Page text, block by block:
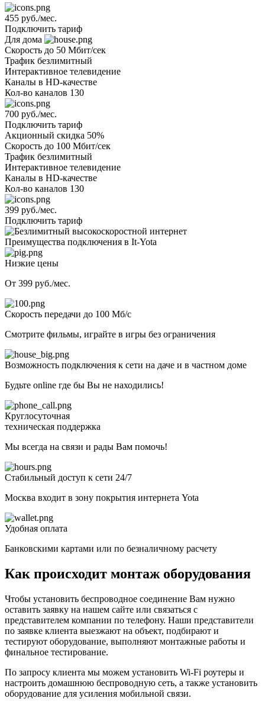
455 руб./мес.
Подключить тариф
Для дома
Скорость до 50 Мбит/сек
Трафик безлимитный
Интерактивное телевидение
Каналы в HD-качестве
Кол-во каналов 130
700 руб./мес.
Подключить тариф
Акционный скидка 50%
Скорость до 100 Мбит/сек
Трафик безлимитный
Интерактивное телевидение
Каналы в HD-качестве
Кол-во каналов 130
399 руб./мес.
Подключить тариф
Преимущества подключения в It-Yota
Низкие цены
От 399 руб./мес.
Скорость передачи до 100 Мб/с
Смотрите фильмы, играйте в игры без ограничения
Возможность подключения к сети на даче и в частном доме
Будьте online где бы Вы не находились!
Круглосуточная
техническая поддержка
Мы всегда на связи и рады Вам помочь!
Стабильный доступ к сети 24/7
Москва входит в зону покрытия интернета Yota
Удобная оплата
Банковскими картами или по безналичному расчету
Как происходит монтаж оборудования
Чтобы установить беспроводное соединение Вам нужно
оставить заявку на нашем сайте или связаться с
представителем компании по телефону. Наши представители
по заявке клиента выезжают на объект, подбирают и
тестируют оборудование, выполняют монтажные работы и
финальное тестирование.
По запросу клиента мы можем установить Wi-Fi роутеры и
настроить домашнюю беспроводную сеть, а также установить
оборудование для усиления мобильной связи.